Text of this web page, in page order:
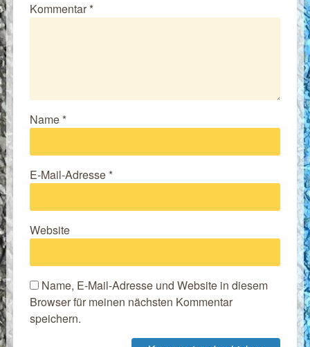
Kommentar*
Name*
E-Mail-Adresse*
Website
Name, E-Mail-Adresse und Website in diesem
Browser für meinen nächsten Kommentar
speichern.